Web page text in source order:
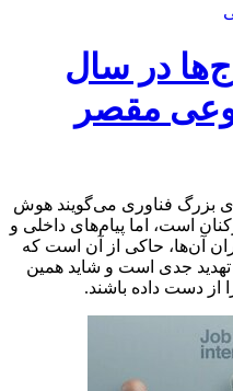
در سال
مقصر
بزرگ فناوری می‌گویند هوش
است، اما پیام‌های داخلی و
آن‌ها، حاکی از آن است که
جدی است و شاید همین
از دست داده باشند.